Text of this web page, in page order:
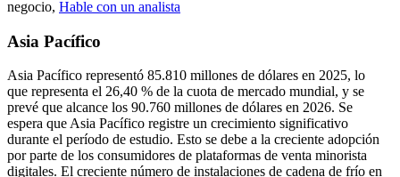
negocio, Hable con un analista
Asia Pacífico
Asia Pacífico representó 85.810 millones de dólares en 2025, lo
que representa el 26,40 % de la cuota de mercado mundial, y se
prevé que alcance los 90.760 millones de dólares en 2026. Se
espera que Asia Pacífico registre un crecimiento significativo
durante el período de estudio. Esto se debe a la creciente adopción
por parte de los consumidores de plataformas de venta minorista
digitales. El creciente número de instalaciones de cadena de frío en